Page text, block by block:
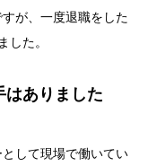
が、一度退職をした
した。
はありました
して現場で働いてい